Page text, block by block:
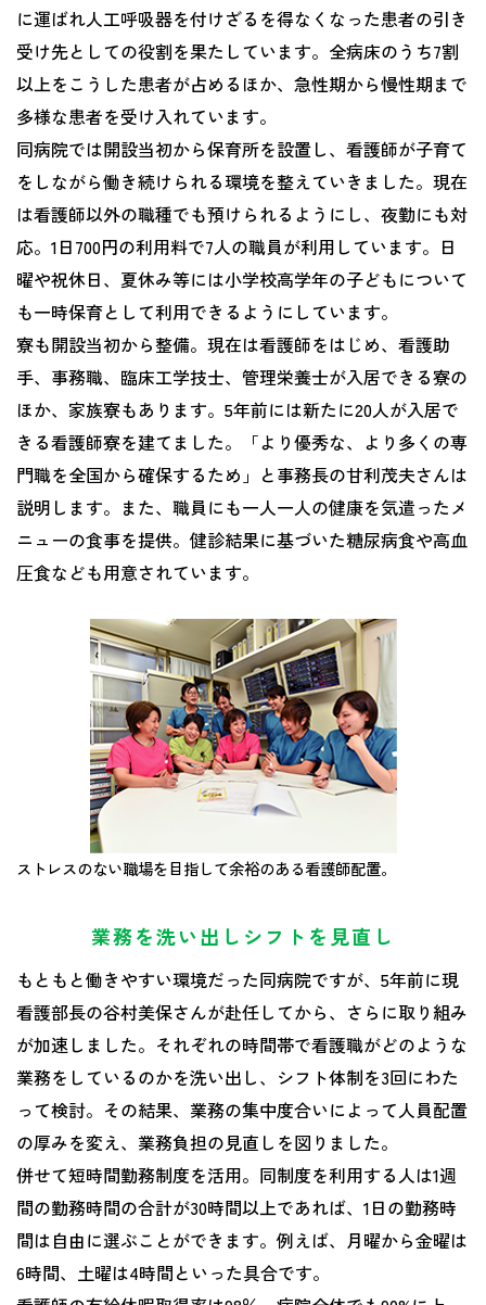
に運ばれ人工呼吸器を付けざるを得なくなった患者の引き
受け先としての役割を果たしています。全病床のうち7割
以上をこうした患者が占めるほか、急性期から慢性期まで
多様な患者を受け入れています。
同病院では開設当初から保育所を設置し、看護師が子育て
をしながら働き続けられる環境を整えていきました。現在
は看護師以外の職種でも預けられるようにし、夜勤にも対
応。1日700円の利用料で7人の職員が利用しています。日
曜や祝休日、夏休み等には小学校高学年の子どもについて
も一時保育として利用できるようにしています。
寮も開設当初から整備。現在は看護師をはじめ、看護助
手、事務職、臨床工学技士、管理栄養士が入居できる寮の
ほか、家族寮もあります。5年前には新たに20人が入居で
きる看護師寮を建てました。「より優秀な、より多くの専
門職を全国から確保するため」と事務長の甘利茂夫さんは
説明します。また、職員にも一人一人の健康を気遣ったメ
ニューの食事を提供。健診結果に基づいた糖尿病食や高血
圧食なども用意されています。
ストレスのない職場を目指して余裕のある看護師配置。
業務を洗い出しシフトを見直し
もともと働きやすい環境だった同病院ですが、5年前に現
看護部長の谷村美保さんが赴任してから、さらに取り組み
が加速しました。それぞれの時間帯で看護職がどのような
業務をしているのかを洗い出し、シフト体制を3回にわた
って検討。その結果、業務の集中度合いによって人員配置
の厚みを変え、業務負担の見直しを図りました。
併せて短時間勤務制度を活用。同制度を利用する人は1週
間の勤務時間の合計が30時間以上であれば、1日の勤務時
間は自由に選ぶことができます。例えば、月曜から金曜は
6時間、土曜は4時間といった具合です。